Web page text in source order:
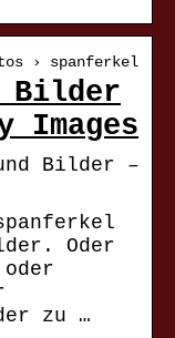
› spanferkel
Bilder
Images
Bilder –
Oder
zu …